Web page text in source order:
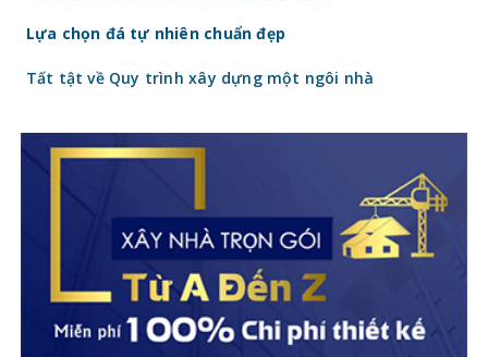
Lựa chọn đá tự nhiên chuẩn đẹp
Tất tật về Quy trình xây dựng một ngôi nhà